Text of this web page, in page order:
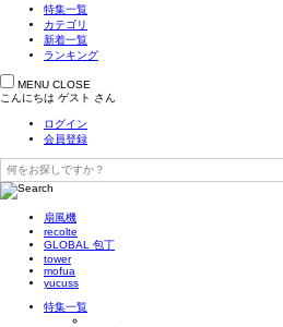
特集一覧
カテゴリ
新着一覧
ランキング
MENU CLOSE
こんにちは ゲスト さん
ログイン
会員登録
扇風機
recolte
GLOBAL 包丁
tower
mofua
yucuss
特集一覧